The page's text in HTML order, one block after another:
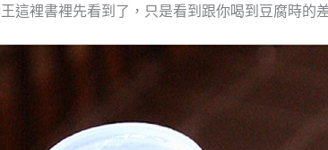
這裡書裡先看到了，只是看到跟你喝到豆腐時的